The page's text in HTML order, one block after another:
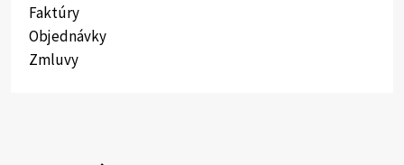
Faktúry
Objednávky
Zmluvy